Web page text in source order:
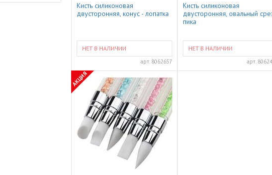
Кисть силиконовая
двусторонняя, конус - лопатка
НЕТ В НАЛИЧИИ
арт. 8062657
Кисть силиконовая
двусторонняя, овальный
пика
НЕТ В НАЛИЧИИ
арт.
АКЦИЯ